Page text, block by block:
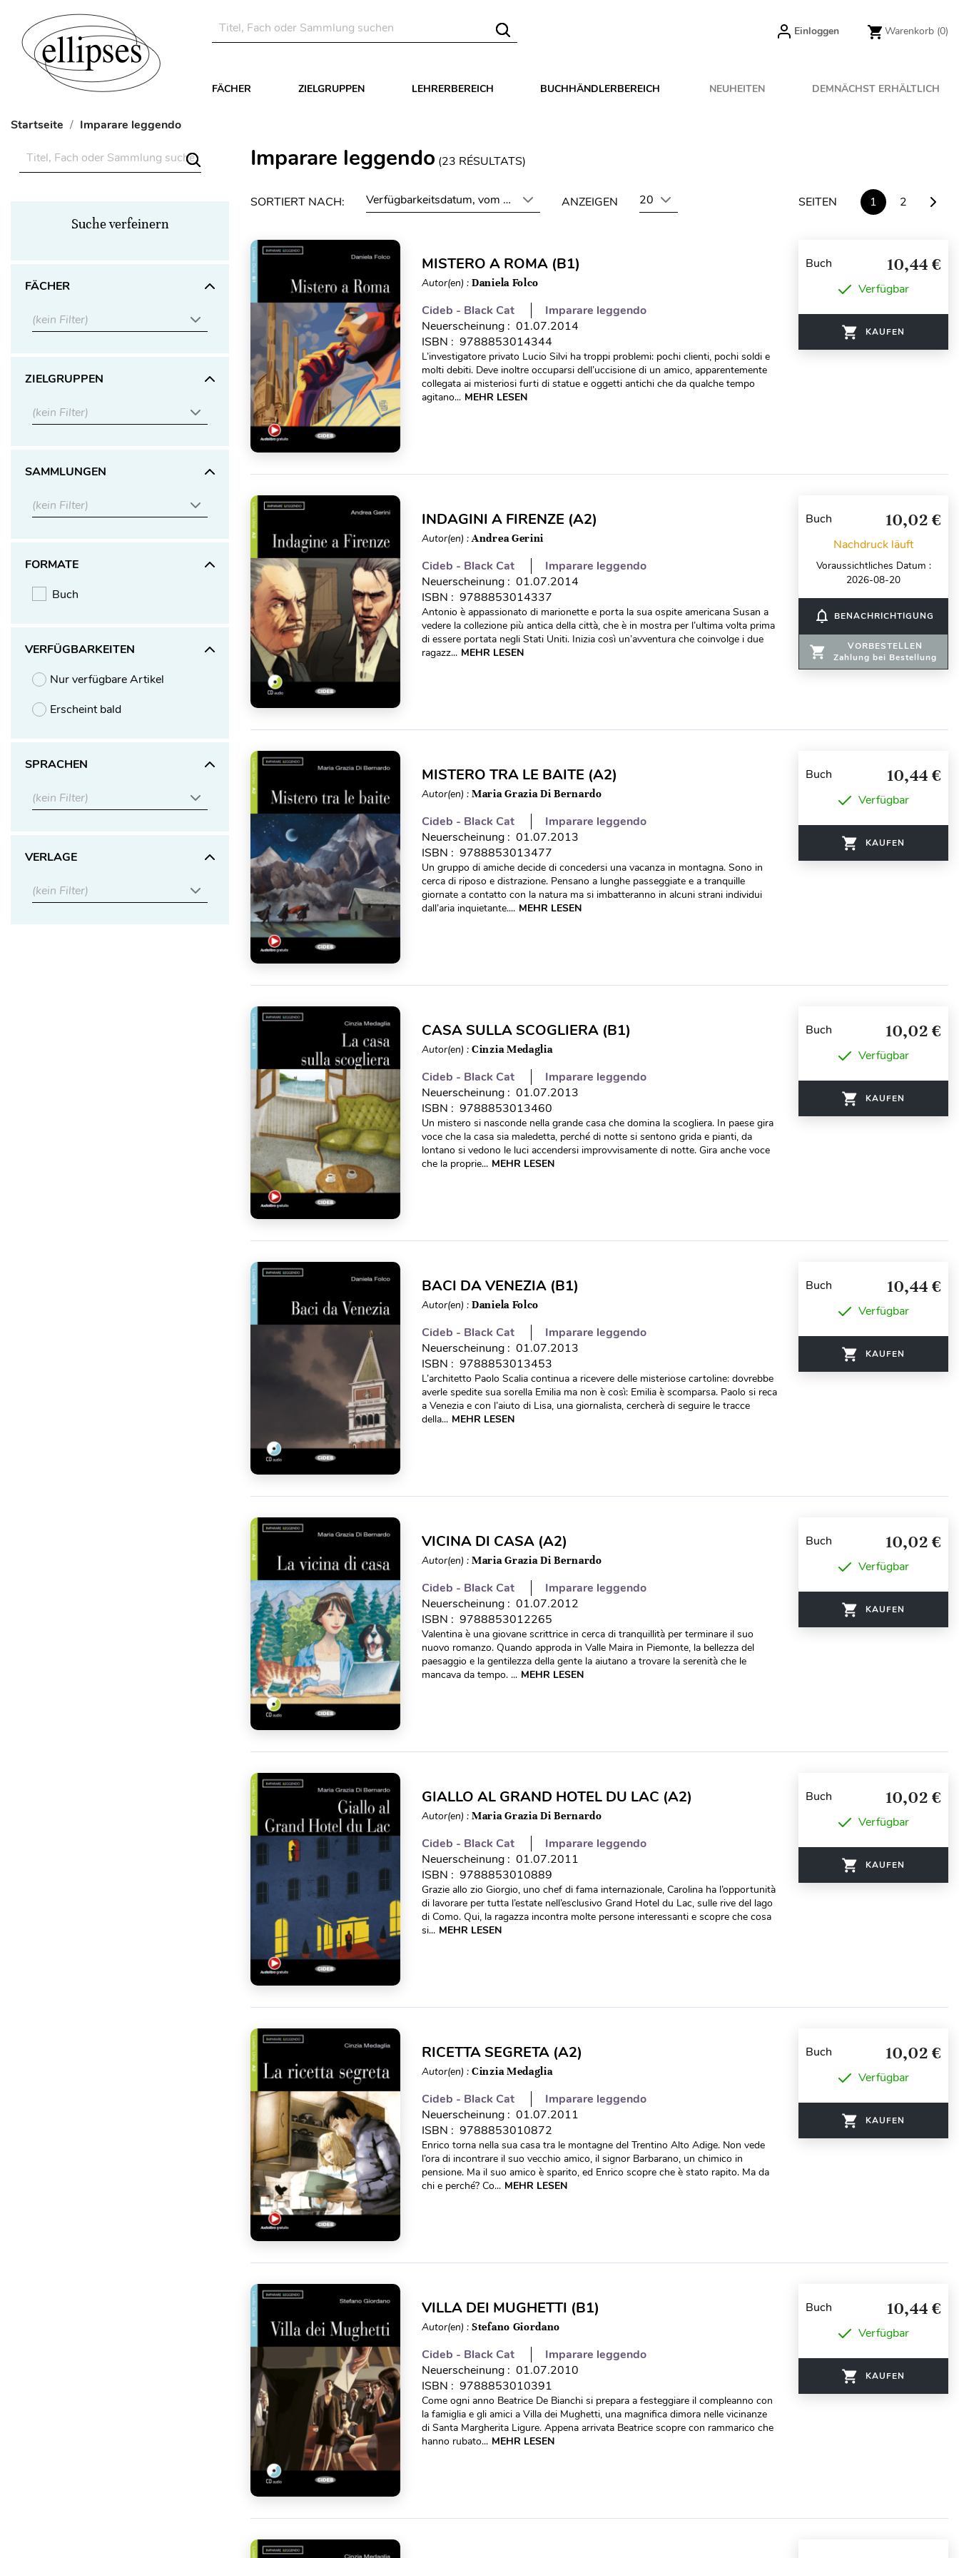
Einloggen Warenkorb (0)
FÄCHER ZIELGRUPPEN LEHRERBEREICH BUCHHÄNDLERBEREICH NEUHEITEN DEMNÄCHST ERHÄLTLICH
Startseite Imparare leggendo
Suche verfeinern
FÄCHER
(kein Filter)
ZIELGRUPPEN
(kein Filter)
SAMMLUNGEN
(kein Filter)
FORMATE
Buch
VERFÜGBARKEITEN
Nur verfügbare Artikel
Erscheint bald
SPRACHEN
(kein Filter)
VERLAGE
(kein Filter)
Imparare leggendo (23 RÉSULTATS)
SORTIERT NACH: Verfügbarkeitsdatum, vom neuesten zum ältesten
ANZEIGEN 20 SEITEN 1 2
MISTERO A ROMA (B1)
Autor(en) : Daniela Folco
Cideb - Black Cat
Imparare leggendo
Neuerscheinung : 01.07.2014
ISBN : 9788853014344
L’investigatore privato Lucio Silvi ha troppi problemi: pochi clienti, pochi soldi e
molti debiti. Deve inoltre occuparsi dell’uccisione di un amico, apparentemente
collegata ai misteriosi furti di statue e oggetti antichi che da qualche tempo
agitano... MEHR LESEN
Buch 10,44 €
Verfügbar
KAUFEN
INDAGINI A FIRENZE (A2)
Autor(en) :Andrea Gerini
Cideb - Black Cat
Imparare leggendo
Neuerscheinung : 01.07.2014
ISBN : 9788853014337
Antonio è appassionato di marionette e porta la sua ospite americana Susan a
vedere la collezione più antica della città, che è in mostra per l’ultima volta prima
di essere portata negli Stati Uniti. Inizia così un’avventura che coinvolge i due
ragazz... MEHR LESEN
Buch 10,02 €
Nachdruck läuft
Voraussichtliches Datum :
2026-08-20
notifications_none BENACHRICHTIGUNG
VORBESTELLEN
Zahlung bei Bestellung
MISTERO TRA LE BAITE (A2)
Autor(en) : Maria Grazia Di Bernardo
Cideb - Black Cat
Imparare leggendo
Neuerscheinung : 01.07.2013
ISBN : 9788853013477
Un gruppo di amiche decide di concedersi una vacanza in montagna. Sono in
cerca di riposo e distrazione. Pensano a lunghe passeggiate e a tranquille
giornate a contatto con la natura ma si imbatteranno in alcuni strani individui
dall’aria inquietante.... MEHR LESEN
Buch 10,44 €
Verfügbar
KAUFEN
CASA SULLA SCOGLIERA (B1)
Autor(en) : Cinzia Medaglia
Cideb - Black Cat
Imparare leggendo
Neuerscheinung : 01.07.2013
ISBN : 9788853013460
Un mistero si nasconde nella grande casa che domina la scogliera. In paese gira
voce che la casa sia maledetta, perché di notte si sentono grida e pianti, da
lontano si vedono le luci accendersi improvvisamente di notte. Gira anche voce
che la proprie... MEHR LESEN
Buch 10,02 €
Verfügbar
KAUFEN
BACI DA VENEZIA (B1)
Autor(en) : Daniela Folco
Cideb - Black Cat
Imparare leggendo
Neuerscheinung : 01.07.2013
ISBN : 9788853013453
L’architetto Paolo Scalia continua a ricevere delle misteriose cartoline: dovrebbe
averle spedite sua sorella Emilia ma non è così: Emilia è scomparsa. Paolo si reca
a Venezia e con l’aiuto di Lisa, una giornalista, cercherà di seguire le tracce
della... MEHR LESEN
Buch 10,44 €
Verfügbar
KAUFEN
VICINA DI CASA (A2)
Autor(en) : Maria Grazia Di Bernardo
Cideb - Black Cat
Imparare leggendo
Neuerscheinung : 01.07.2012
ISBN : 9788853012265
Valentina è una giovane scrittrice in cerca di tranquillità per terminare il suo
nuovo romanzo. Quando approda in Valle Maira in Piemonte, la bellezza del
paesaggio e la gentilezza della gente la aiutano a trovare la serenità che le
mancava da tempo. ... MEHR LESEN
Buch 10,02 €
Verfügbar
KAUFEN
GIALLO AL GRAND HOTEL DU LAC (A2)
Autor(en) : Maria Grazia Di Bernardo
Cideb - Black Cat
Imparare leggendo
Neuerscheinung : 01.07.2011
ISBN : 9788853010889
Grazie allo zio Giorgio, uno chef di fama internazionale, Carolina ha l’opportunità
di lavorare per tutta l’estate nell’esclusivo Grand Hotel du Lac, sulle rive del lago
di Como. Qui, la ragazza incontra molte persone interessanti e scopre che cosa
si... MEHR LESEN
Buch 10,02 €
Verfügbar
KAUFEN
RICETTA SEGRETA (A2)
Autor(en) : Cinzia Medaglia
Cideb - Black Cat
Imparare leggendo
Neuerscheinung : 01.07.2011
ISBN : 9788853010872
Enrico torna nella sua casa tra le montagne del Trentino Alto Adige. Non vede
l’ora di incontrare il suo vecchio amico, il signor Barbarano, un chimico in
pensione. Ma il suo amico è sparito, ed Enrico scopre che è stato rapito. Ma da
chi e perché? Co... MEHR LESEN
Buch 10,02 €
Verfügbar
KAUFEN
VILLA DEI MUGHETTI (B1)
Autor(en) : Stefano Giordano
Cideb - Black Cat
Imparare leggendo
Neuerscheinung : 01.07.2010
ISBN : 9788853010391
Come ogni anno Beatrice De Bianchi si prepara a festeggiare il compleanno con
la famiglia e gli amici a Villa dei Mughetti, una magnifica dimora nelle vicinanze
di Santa Margherita Ligure. Appena arrivata Beatrice scopre con rammarico che
hanno rubato... MEHR LESEN
Buch 10,44 €
Verfügbar
KAUFEN